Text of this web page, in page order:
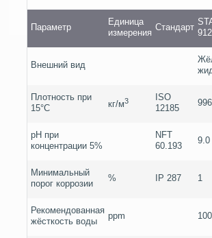
Параметр
Единица
измерения
Стандарт
Внешний вид
Плотность при
15°C
кг/м3
ISO
12185
996
pH при
концентрации 5%
NFT
60.193
9.0
Минимальный
порог коррозии
% IP 287 1
Рекомендованная
жёсткость воды
ppm